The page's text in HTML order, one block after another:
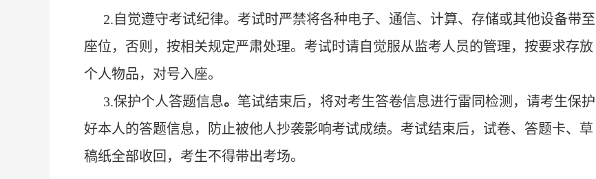
2.自觉遵守考试纪律。考试时严禁将各种电子、通信、计算、存储或其他设备带至
座位，否则，按相关规定严肃处理。考试时请自觉服从监考人员的管理，按要求存放
个人物品，对号入座。
3.保护个人答题信息。 笔试结束后，将对考生答卷信息进行雷同检测，请考生保护
好本人的答题信息，防止被他人抄袭影响考试成绩。考试结束后，试卷、答题卡、草
稿纸全部收回，考生不得带出考场。